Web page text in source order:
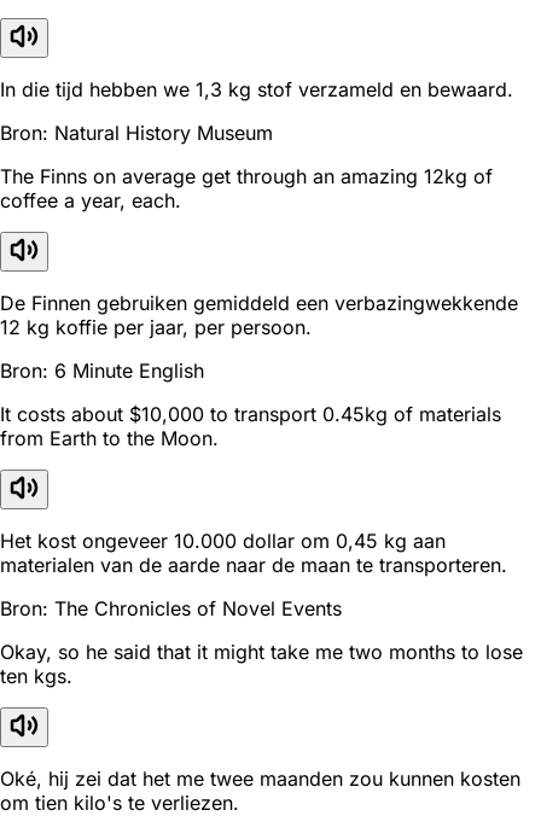
In die tijd hebben we 1,3 kg stof verzameld en bewaard.
Bron: Natural History Museum
The Finns on average get through an amazing 12kg of
coffee a year, each.
De Finnen gebruiken gemiddeld een verbazingwekkende
12 kg koffie per jaar, per persoon.
Bron: 6 Minute English
It costs about $10,000 to transport 0.45kg of materials
from Earth to the Moon.
Het kost ongeveer 10.000 dollar om 0,45 kg aan
materialen van de aarde naar de maan te transporteren.
Bron: The Chronicles of Novel Events
Okay, so he said that it might take me two months to lose
ten kgs.
Oké, hij zei dat het me twee maanden zou kunnen kosten
om tien kilo's te verliezen.